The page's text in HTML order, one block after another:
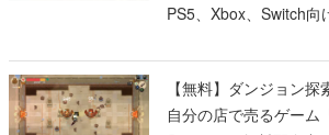
PS5、Xbox、Switch向
【無料】ダンジョン
自分の店で売るゲーム